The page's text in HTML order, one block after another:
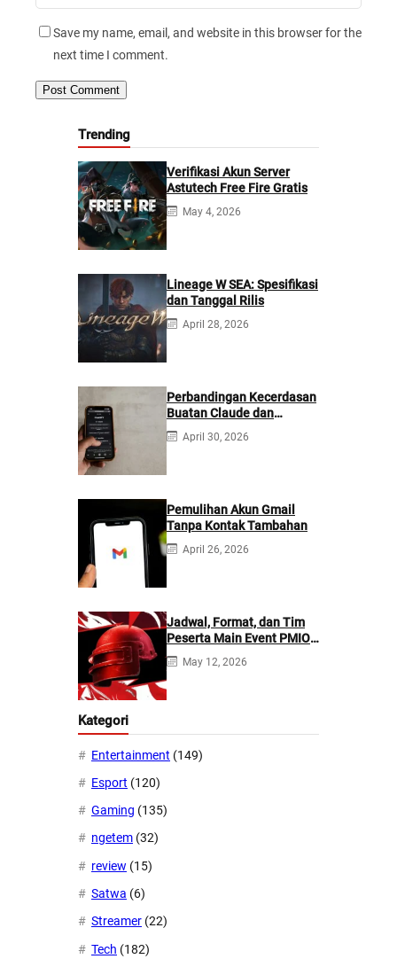
Save my name, email, and website in this browser for the
next time I comment.
Trending
Verifikasi Akun Server
Astutech Free Fire Gratis
May 4, 2026
Lineage W SEA: Spesifikasi
dan Tanggal Rilis
April 28, 2026
Perbandingan Kecerdasan
Buatan Claude dan
ChatGPT: Mana yang
Lebih Baik?
April 30, 2026
Pemulihan Akun Gmail
Tanpa Kontak Tambahan
April 26, 2026
Jadwal, Format, dan Tim
Peserta Main Event PMIO
2026
May 12, 2026
Kategori
Entertainment (149)
Esport (120)
Gaming (135)
ngetem (32)
review (15)
Satwa (6)
Streamer (22)
Tech (182)